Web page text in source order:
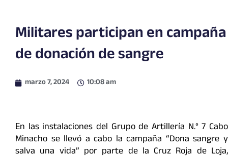
Militares participan en campaña
de donación de sangre
marzo 7, 2024 10:08 am
En las instalaciones del Grupo de Artillería N.° 7 Cabo
Minacho se llevó a cabo la campaña “Dona sangre y
salva una vida” por parte de la Cruz Roja de Loja,